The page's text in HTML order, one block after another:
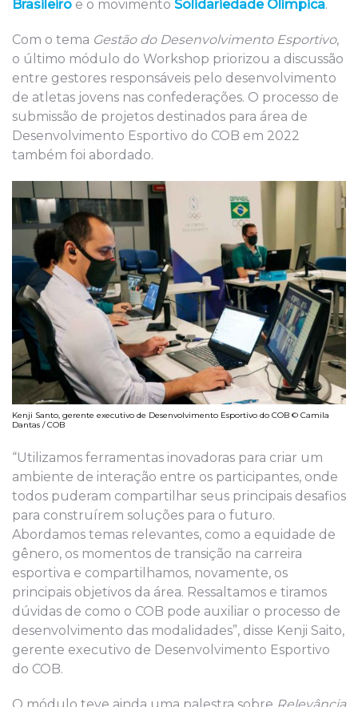
Brasileiro e o movimento Solidariedade Olímpica.
Com o tema Gestão do Desenvolvimento Esportivo,
o último módulo do Workshop priorizou a discussão
entre gestores responsáveis pelo desenvolvimento
de atletas jovens nas confederações. O processo de
submissão de projetos destinados para área de
Desenvolvimento Esportivo do COB em 2022
também foi abordado.
Kenji Santo, gerente executivo de Desenvolvimento Esportivo do COB © Camila
Dantas / COB
“Utilizamos ferramentas inovadoras para criar um
ambiente de interação entre os participantes, onde
todos puderam compartilhar seus principais desafios
para construírem soluções para o futuro.
Abordamos temas relevantes, como a equidade de
gênero, os momentos de transição na carreira
esportiva e compartilhamos, novamente, os
principais objetivos da área. Ressaltamos e tiramos
dúvidas de como o COB pode auxiliar o processo de
desenvolvimento das modalidades”, disse Kenji Saito,
gerente executivo de Desenvolvimento Esportivo
do COB.
O módulo teve ainda uma palestra sobre Relevância